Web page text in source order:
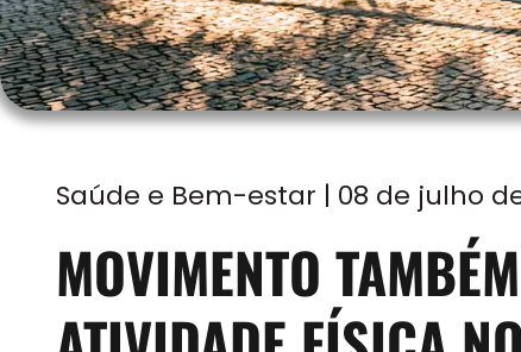
Saúde e Bem-estar | 08 de julho
MOVIMENTO